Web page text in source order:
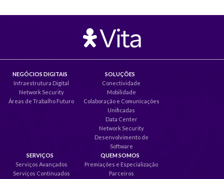
NEGÓCIOS DIGITAIS
Infraestrutura Digital
Network Security
Áreas de Trabalho Futuro
SOLUÇÕES
Conectividade
Mobilidade
Colaboração e Comunicações
Unificadas
Data Center
Network Security
Desenvolvimento de
Software
SERVIÇOS
Serviços Avançados
Serviços Continuados
QUEM SOMOS
Premiações e Especialização
Parceiros